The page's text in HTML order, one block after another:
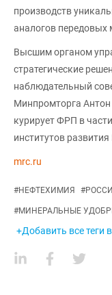
производств
аналогов передовых
Высшим органом
стратегические
наблюдательный
Минпромторга
курирует ФРП в
институтов
mrc.ru
#НЕФТЕХИМИЯ #
#МИНЕРАЛЬНЫЕ
+Добавить все теги